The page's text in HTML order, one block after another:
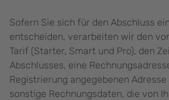
Sofern Sie sich für den Abschluss
entscheiden, verarbeiten wir den
Tarif (Starter, Smart und Pro), den
Abschlusses, eine
Registrierung angegebenen
sonstige Rechnungsdaten, die von